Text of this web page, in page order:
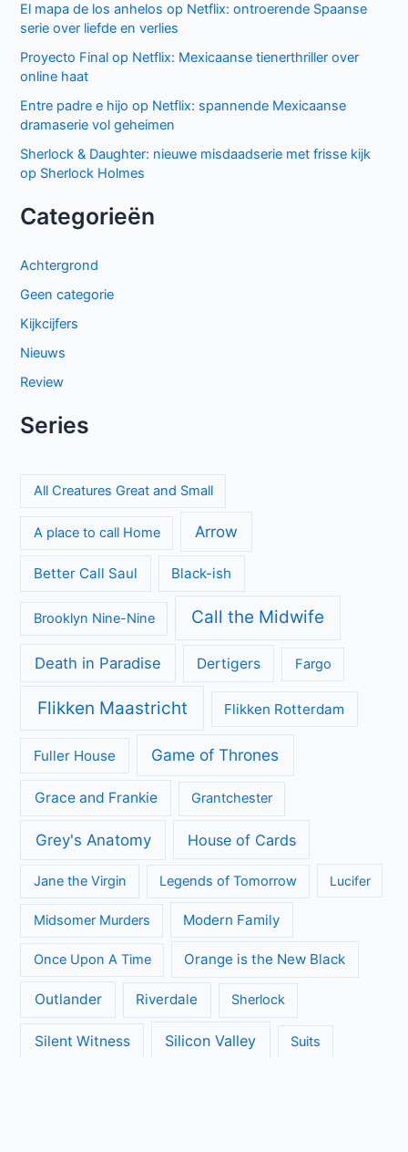
El mapa de los anhelos op Netflix: ontroerende Spaanse
serie over liefde en verlies
Proyecto Final op Netflix: Mexicaanse tienerthriller over
online haat
Entre padre e hijo op Netflix: spannende Mexicaanse
dramaserie vol geheimen
Sherlock & Daughter: nieuwe misdaadserie met frisse kijk
op Sherlock Holmes
Categorieën
Achtergrond
Geen categorie
Kijkcijfers
Nieuws
Review
Series
All Creatures Great and Small
A place to call Home Arrow
Better Call Saul Black-ish
Brooklyn Nine-Nine Call the Midwife
Death in Paradise Dertigers Fargo
Flikken Maastricht Flikken Rotterdam
Fuller House Game of Thrones
Grace and Frankie Grantchester
Grey's Anatomy House of Cards
Jane the Virgin Legends of Tomorrow Lucifer
Midsomer Murders Modern Family
Once Upon A Time Orange is the New Black
Outlander Riverdale Sherlock
Silent Witness Silicon Valley Suits